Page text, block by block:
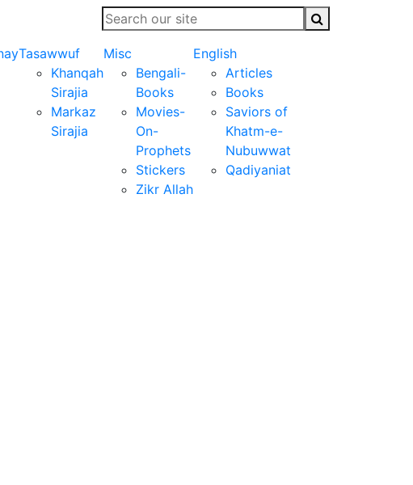
Tasawwuf
Khanqah
Sirajia
Markaz
Sirajia
Misc
Bengali-
Books
Movies-
On-
Prophets
Stickers
Zikr Allah
English
Articles
Books
Saviors of
Khatm-e-
Nubuwwat
Qadiyaniat